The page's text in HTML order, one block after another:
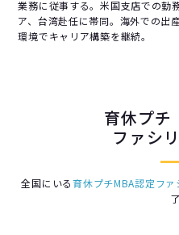
業務に従事する。米国支店での勤
ア、台湾赴任に帯同。海外での出
環境でキャリア構築を継続。
育休プチ
ファシ
全国にいる育休プチMBA認定フ